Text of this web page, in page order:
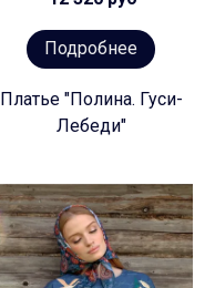
Подробнее
Платье "Полина. Гуси-
Лебеди"